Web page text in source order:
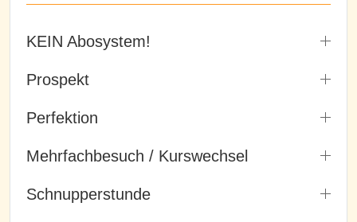
KEIN Abosystem!
Prospekt
Perfektion
Mehrfachbesuch / Kurswechsel
Schnupperstunde